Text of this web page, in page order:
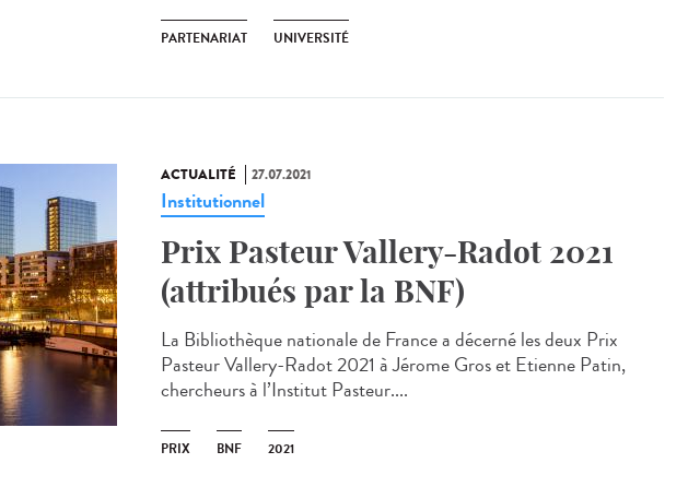
PARTENARIAT UNIVERSITÉ
ACTUALITÉ 27.07.2021
Institutionnel
Prix Pasteur Vallery-Radot 2021
(attribués par la BNF)
La Bibliothèque nationale de France a décerné les deux Prix
Pasteur Vallery-Radot 2021 à Jérome Gros et Etienne Patin,
chercheurs à l’Institut Pasteur....
PRIX BNF 2021